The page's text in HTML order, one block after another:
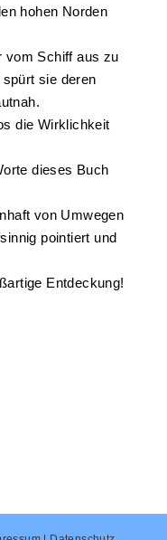
hohen Norden
vom Schiff aus zu
sie deren
die Wirklichkeit
dieses Buch
von Umwegen
pointiert und
Entdeckung!